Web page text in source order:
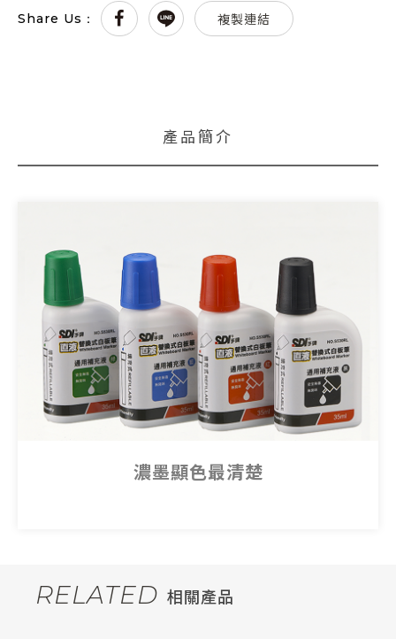
Share Us： 複製連結
產品簡介
濃墨顯色最清楚
RELATED 相關產品